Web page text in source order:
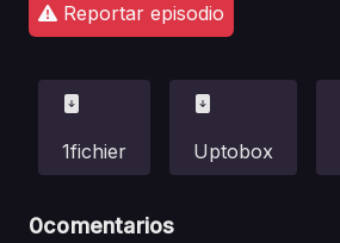
Reportar episodio
1fichier Uptobox
0comentarios